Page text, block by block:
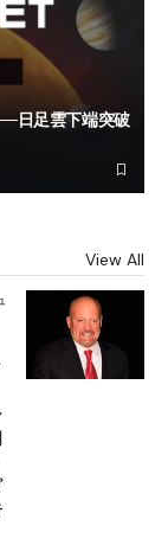
日足雲下端突破
View All